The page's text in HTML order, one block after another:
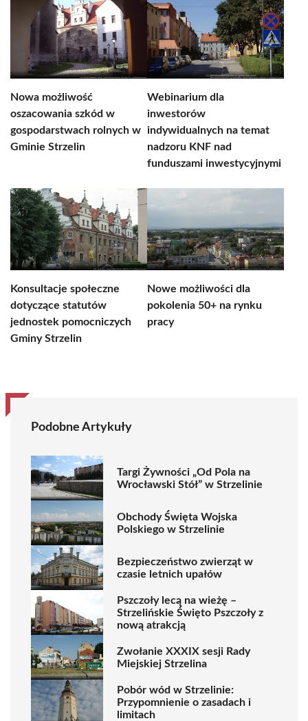
Nowa możliwość
oszacowania szkód w
gospodarstwach rolnych w
Gminie Strzelin
Webinarium dla
inwestorów
indywidualnych na temat
nadzoru KNF nad
funduszami inwestycyjnymi
Konsultacje społeczne
dotyczące statutów
jednostek pomocniczych
Gminy Strzelin
Nowe możliwości dla
pokolenia 50+ na rynku
pracy
Podobne Artykuły
Targi Żywności „Od Pola na
Wrocławski Stół” w Strzelinie
Obchody Święta Wojska
Polskiego w Strzelinie
Bezpieczeństwo zwierząt w
czasie letnich upałów
Pszczoły lecą na wieżę –
Strzelińskie Święto Pszczoły z
nową atrakcją
Zwołanie XXXIX sesji Rady
Miejskiej Strzelina
Pobór wód w Strzelinie:
Przypomnienie o zasadach i
limitach